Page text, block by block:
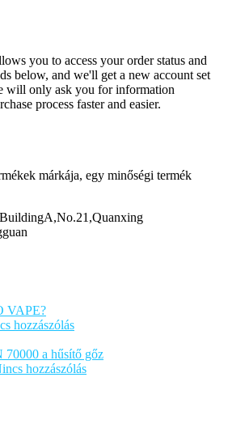
you to access your order status and
below, and we'll get a new account set
will only ask you for information
process faster and easier.
márkája, egy minőségi termék
BuildingA,No.21,Quanxing
VAPE?
hozzászólás
a hűsítő gőz
hozzászólás